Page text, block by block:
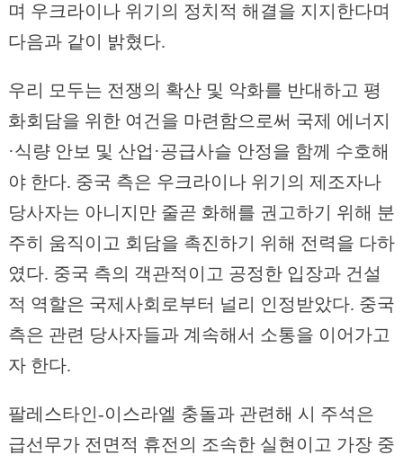
며 우크라이나 위기의 정치적 해결을 지지한다며
다음과 같이 밝혔다.
우리 모두는 전쟁의 확산 및 악화를 반대하고 평
화회담을 위한 여건을 마련함으로써 국제 에너지
·식량 안보 및 산업·공급사슬 안정을 함께 수호해
야 한다. 중국 측은 우크라이나 위기의 제조자나
당사자는 아니지만 줄곧 화해를 권고하기 위해 분
주히 움직이고 회담을 촉진하기 위해 전력을 다하
였다. 중국 측의 객관적이고 공정한 입장과 건설
적 역할은 국제사회로부터 널리 인정받았다. 중국
측은 관련 당사자들과 계속해서 소통을 이어가고
자 한다.
팔레스타인-이스라엘 충돌과 관련해 시 주석은
급선무가 전면적 휴전의 조속한 실현이고 가장 중